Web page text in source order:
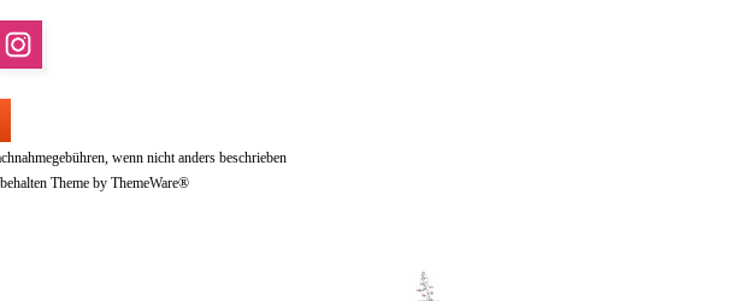
wenn nicht anders beschrieben
Theme by ThemeWare®